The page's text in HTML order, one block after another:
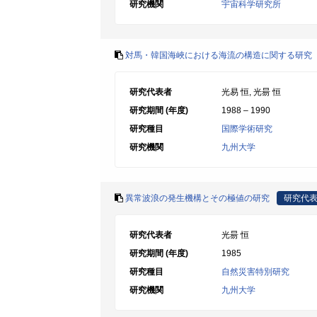
研究機関 宇宙科学研究所
対馬・韓国海峽における海流の構造に関する研究
研究代表者
光易 恒, 光昜 恒
研究期間 (年度)
1988 – 1990
研究種目
国際学術研究
研究機関
九州大学
異常波浪の発生機構とその極値の研究 研究代
研究代表者
光昜 恒
研究期間 (年度)
1985
研究種目
自然災害特別研究
研究機関
九州大学